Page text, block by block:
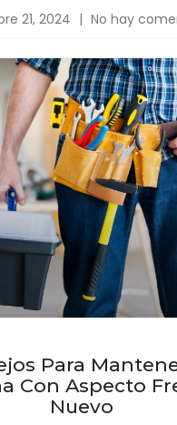
21, 2024 No hay
Para
Con Aspecto
Nuevo